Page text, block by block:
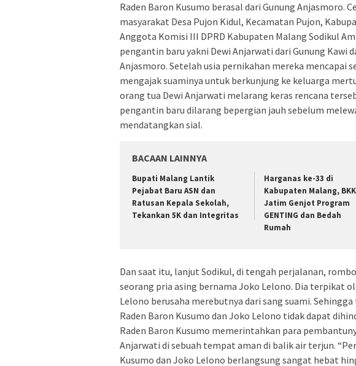
Raden Baron Kusumo berasal dari Gunung Anjasmoro.
masyarakat Desa Pujon Kidul, Kecamatan Pujon,
Anggota Komisi III DPRD Kabupaten Malang Sodikul
pengantin baru yakni Dewi Anjarwati dari Gunung Kawi
Anjasmoro. Setelah usia pernikahan mereka mencapai
mengajak suaminya untuk berkunjung ke keluarga
orang tua Dewi Anjarwati melarang keras rencana
pengantin baru dilarang bepergian jauh sebelum
mendatangkan sial.
BACAAN LAINNYA
Bupati Malang Lantik
Pejabat Baru ASN dan
Ratusan Kepala Sekolah,
Tekankan 5K dan Integritas
Harganas ke-33 di
Kabupaten Malang,
Jatim Genjot Program
GENTING dan Bedah
Rumah
Dan saat itu, lanjut Sodikul, di tengah perjalanan,
seorang pria asing bernama Joko Lelono. Dia terpikat
Lelono berusaha merebutnya dari sang suami.
Raden Baron Kusumo dan Joko Lelono tidak dapat
Raden Baron Kusumo memerintahkan para
Anjarwati di sebuah tempat aman di balik air terjun.
Kusumo dan Joko Lelono berlangsung sangat hebat